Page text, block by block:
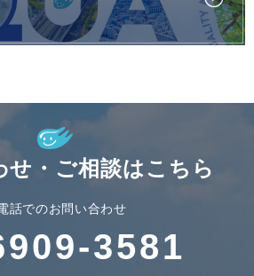
せ・ご相談はこちら
話でのお問い合わせ
3581